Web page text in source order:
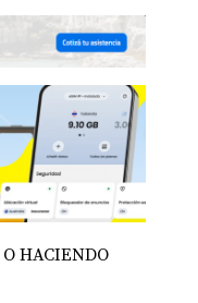
O HACIENDO